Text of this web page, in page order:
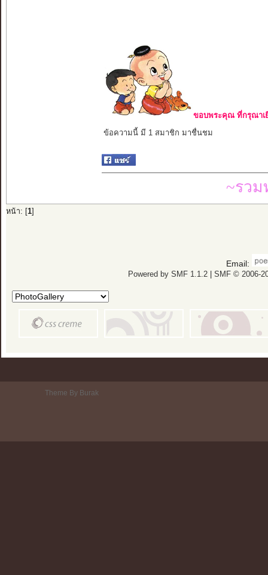
ขอบพระคุณ ที่กรุณาเ
ข้อความนี้ มี 1 สมาชิก มาชื่นชม
~รวม
หน้า: [ 1]
Email:
Powered by SMF 1.1.2| SMF © 2006-
Theme By Burak